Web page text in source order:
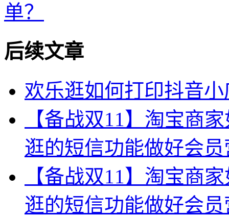
单？
后续文章
欢乐逛如何打印抖音
【备战双11】淘宝商
逛的短信功能做好会
【备战双11】淘宝商
逛的短信功能做好会